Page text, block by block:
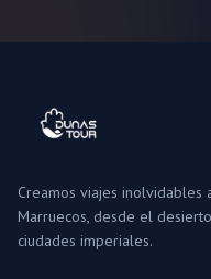
Creamos viajes inolvidables
Marruecos, desde el
ciudades imperiales.